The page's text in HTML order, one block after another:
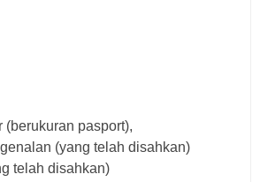
(berukuran pasport),
(yang telah disahkan)
telah disahkan)